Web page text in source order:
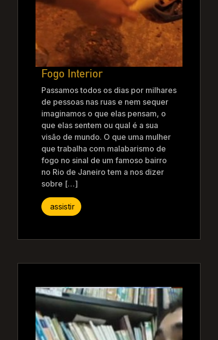
Fogo Interior
Passamos todos os dias por milhares
de pessoas nas ruas e nem sequer
imaginamos o que elas pensam, o
que elas sentem ou qual é a sua
visão de mundo. O que uma mulher
que trabalha com malabarismo de
fogo no sinal de um famoso bairro
no Rio de Janeiro tem a nos dizer
sobre […]
assistir